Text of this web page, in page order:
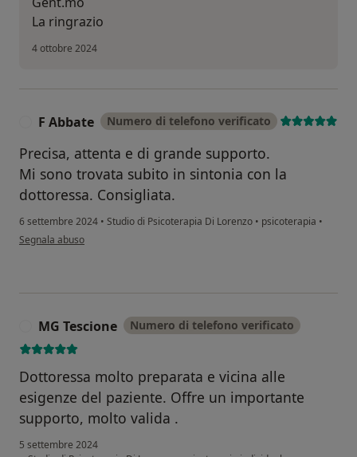
La ringrazio
4 ottobre 2024
F Abbate Numero di telefono verificato
Precisa, attenta e di grande supporto.
Mi sono trovata subito in sintonia con la
dottoressa. Consigliata.
6 settembre 2024 • Studio di Psicoterapia Di Lorenzo • psicoterapia •
secondo l'opinione dell'utente F Abbate
Segnala abuso
MG Tescione Numero di telefono verificato
Dottoressa molto preparata e vicina alle
esigenze del paziente. Offre un importante
supporto, molto valida .
5 settembre 2024